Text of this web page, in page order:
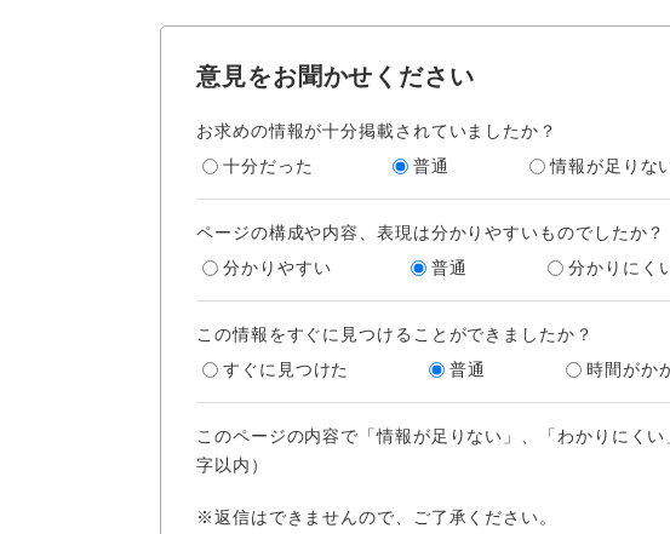
意見をお聞かせください
お求めの情報が十分掲載されていましたか？
十分だった
普通 情報が足りな
ページの構成や内容、表現は分かりやすいものでしたか？
分かりやすい
普通 分かりにく
この情報をすぐに見つけることができましたか？
すぐに見つけた
普通 時間がか
このページの内容で「情報が足りない」、「わかりにく
字以内）
※返信はできませんので、ご了承ください。